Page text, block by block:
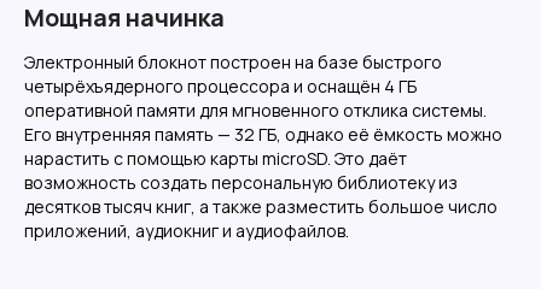
Мощная начинка
Электронный блокнот построен на базе быстрого
четырёхъядерного процессора и оснащён 4 ГБ
оперативной памяти для мгновенного отклика системы.
Его внутренняя память — 32 ГБ, однако её ёмкость можно
нарастить с помощью карты microSD. Это даёт
возможность создать персональную библиотеку из
десятков тысяч книг, а также разместить большое число
приложений, аудиокниг и аудиофайлов.